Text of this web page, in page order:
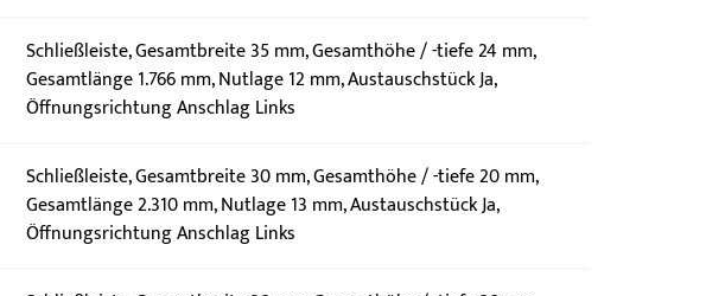
Schließleiste, Gesamtbreite 35 mm, Gesamthöhe / -tiefe 24 mm,
Gesamtlänge 1.766 mm, Nutlage 12 mm, Austauschstück Ja,
Öffnungsrichtung Anschlag Links
Schließleiste, Gesamtbreite 30 mm, Gesamthöhe / -tiefe 20 mm,
Gesamtlänge 2.310 mm, Nutlage 13 mm, Austauschstück Ja,
Öffnungsrichtung Anschlag Links